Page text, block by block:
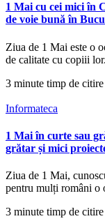
1 Mai cu cei mici în
de voie bună în
Ziua de 1 Mai este o
de calitate cu copiii
3 minute timp de citire
Informateca
1 Mai în curte sau
grătar și mici
Ziua de 1 Mai,
pentru mulți români o
3 minute timp de citire